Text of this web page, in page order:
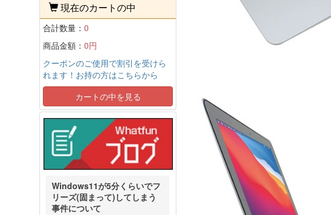
現在のカートの中
合計数量： 0
商品金額： 0円
クーポンのご使用で割引を受けら
れます！お持の方はこちらから
カートの中を見る
Windows11が5分くらいでフ
リーズ(固まって)してしまう
事件について